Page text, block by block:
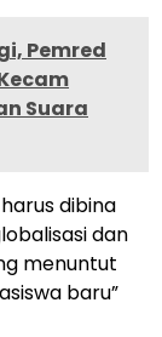
Pemred
Suara
dibina
dan
menuntut
baru”